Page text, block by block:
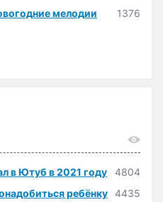
мелодии
1376
в Ютуб в 2021 году
4804
ребёнку 4435